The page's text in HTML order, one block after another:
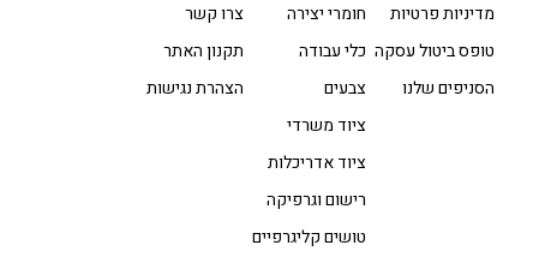
מדיניות פרטיות
טופס ביטול עסקה
הסניפים שלנו
חומרי יצירה
כלי עבודה
צבעים
ציוד משרדי
ציוד אדריכלות
רישום וגרפיקה
טושים קליגרפיים
צרו קשר
תקנון האתר
הצהרת נגישות